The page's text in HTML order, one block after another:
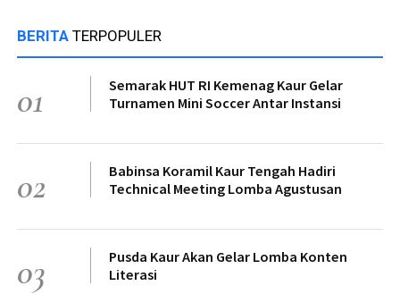
BERITA TERPOPULER
01
Semarak HUT RI Kemenag Kaur Gelar
Turnamen Mini Soccer Antar Instansi
02
Babinsa Koramil Kaur Tengah Hadiri
Technical Meeting Lomba Agustusan
03
Pusda Kaur Akan Gelar Lomba Konten
Literasi